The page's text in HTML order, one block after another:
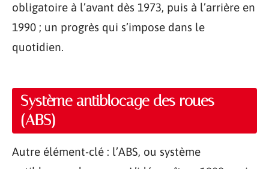
obligatoire à l’avant dès 1973, puis à l’arrière en
1990 ; un progrès qui s’impose dans le
quotidien.
Système antiblocage des roues
(ABS)
Autre élément-clé : l’ABS, ou système